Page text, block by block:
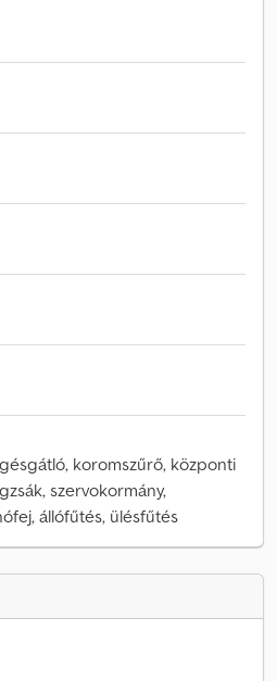
koromszűrő, központi
szervokormány,
állófűtés, ülésfűtés